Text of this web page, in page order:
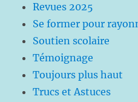
Revues 2025
Se former pour
Soutien scolaire
Témoignage
Toujours plus haut
Trucs et Astuces